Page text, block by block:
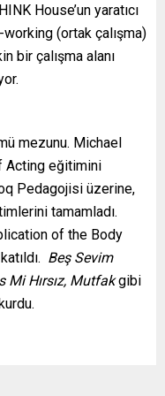
House’un yaratıcı
(ortak çalışma)
bir çalışma alanı
mezunu. Michael
Acting eğitimini
Pedagojisi üzerine,
tamamladı.
of the Body
Beş Sevim
Mi Hırsız, Mutfakgibi